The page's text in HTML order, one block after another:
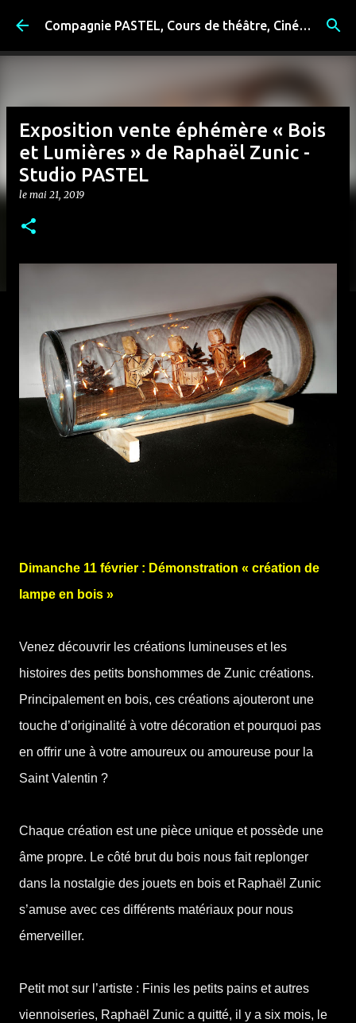
Accéder au contenu principal Compagnie PASTEL, Cours de théâtre, Cinéma, Exposition, Ateliers artistiques, Spectacle à Reims
Exposition vente éphémère « Bois
et Lumières » de Raphaël Zunic -
Studio PASTEL
le mai 21, 2019
Dimanche 11 février : Démonstration « création de
lampe en bois »
Venez découvrir les créations lumineuses et les
histoires des petits bonshommes de Zunic créations.
Principalement en bois, ces créations ajouteront une
touche d’originalité à votre décoration et pourquoi pas
en offrir une à votre amoureux ou amoureuse pour la
Saint Valentin ?
Chaque création est une pièce unique et possède une
âme propre. Le côté brut du bois nous fait replonger
dans la nostalgie des jouets en bois et Raphaël Zunic
s’amuse avec ces différents matériaux pour nous
émerveiller.
Petit mot sur l’artiste : Finis les petits pains et autres
viennoiseries, Raphaël Zunic a quitté, il y a six mois, le